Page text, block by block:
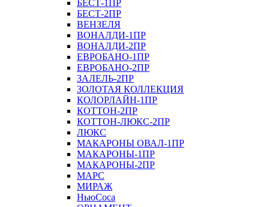
БЕСТ-1ПР
БЕСТ-2ПР
ВЕНЗЕЛЯ
ВОНАЛДИ-1ПР
ВОНАЛДИ-2ПР
ЕВРОБАНО-1ПР
ЕВРОБАНО-2ПР
ЗАЛЕЛЬ-2ПР
ЗОЛОТАЯ КОЛЛЕКЦИЯ
КОЛОРЛАЙН-1ПР
КОТТОН-2ПР
КОТТОН-ЛЮКС-2ПР
ЛЮКС
МАКАРОНЫ ОВАЛ-1ПР
МАКАРОНЫ-1ПР
МАКАРОНЫ-2ПР
МАРС
МИРАЖ
НьюСоса